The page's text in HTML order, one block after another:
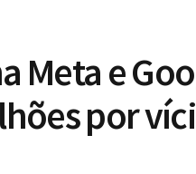
Meta e
por